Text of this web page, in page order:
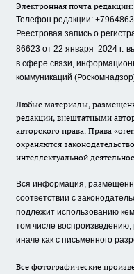
Электронная почта редакции:
Телефон редакции:
Реестровая запись о
86623 от 22 января 2024 г.
в сфере связи,
коммуникаций
Любые материалы,
редакции, внештатными
авторского права. Права
охраняются
интеллектуальной
Вся информация,
соответствии с
подлежит использованию
том числе
иначе как с письменного
Все фотографические